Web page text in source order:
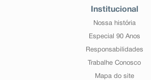
Institucional
Nossa história
Especial 90 Anos
Responsabilidades
Trabalhe Conosco
Mapa do site